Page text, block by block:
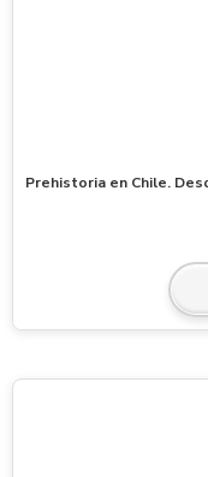
Prehistoria en Chile.